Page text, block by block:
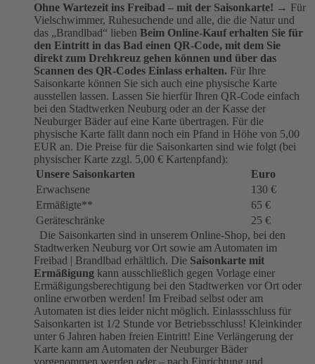
Ohne Wartezeit ins Freibad – mit der Saisonkarte! → Für
Vielschwimmer, Ruhesuchende und alle, die die Natur und
das „Brandlbad“ lieben Beim Online-Kauf erhalten Sie für
den Eintritt in das Bad einen QR-Code, mit dem Sie
direkt zum Drehkreuz gehen können und über das
Scannen des QR-Codes Einlass erhalten. Für Ihre
Saisonkarte können Sie sich auch eine physische Karte
ausstellen lassen. Lassen Sie hierfür Ihren QR-Code einfach
bei den Stadtwerken Neuburg oder an der Kasse der
Neuburger Bäder auf eine Karte übertragen. Für die
physische Karte fällt dann noch ein Pfand in Höhe von 5,00
EUR an. Die Preise für die Saisonkarten sind wie folgt (bei
physischer Karte zzgl. 5,00 € Kartenpfand):
Unsere Saisonkarten
Euro
Erwachsene
130 €
Ermäßigte**
65 €
Geräteschränke
25 €
Die Saisonkarten sind in unserem Online-Shop, bei den
Stadtwerken Neuburg vor Ort sowie am Automaten im
Freibad | Brandlbad erhältlich. Die Saisonkarte mit
Ermäßigung kann ausschließlich gegen Vorlage einer
Ermäßigungsberechtigung bei den Stadtwerken vor Ort oder
online erworben werden! Im Freibad selbst oder am
Automaten ist dies leider nicht möglich. Einlassschluss für
Saisonkarten ist 1/2 Stunde vor Betriebsschluss! Kleinkinder
unter 6 Jahren haben freien Eintritt! Eine Verlängerung der
Karte kann am Automaten der Neuburger Bäder
vorgenommen werden oder – nach Einrichtung und